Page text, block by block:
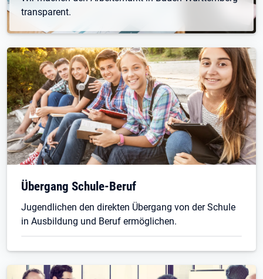
transparent.
Übergang Schule-Beruf
Jugendlichen den direkten Übergang von der Schule
in Ausbildung und Beruf ermöglichen.